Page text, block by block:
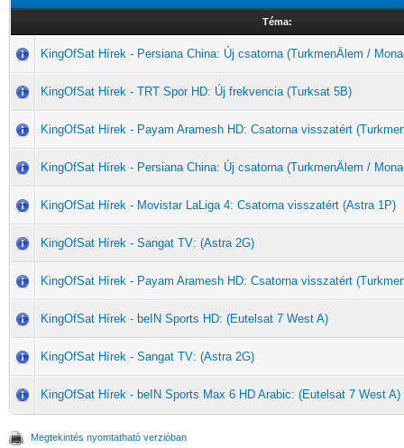
Téma:
KingOfSat Hírek - Persiana China: Új csatorna (TurkmenÄlem /
KingOfSat Hírek - TRT Spor HD: Új frekvencia (Turksat 5B)
KingOfSat Hírek - Payam Aramesh HD: Csatorna visszatért
KingOfSat Hírek - Persiana China: Új csatorna (TurkmenÄlem /
KingOfSat Hírek - Movistar LaLiga 4: Csatorna visszatért (Astra 1P)
KingOfSat Hírek - Sangat TV: (Astra 2G)
KingOfSat Hírek - Payam Aramesh HD: Csatorna visszatért
KingOfSat Hírek - beIN Sports HD: (Eutelsat 7 West A)
KingOfSat Hírek - Sangat TV: (Astra 2G)
KingOfSat Hírek - beIN Sports Max 6 HD Arabic: (Eutelsat 7 West A)
Megtekintés nyomtatható verzióban